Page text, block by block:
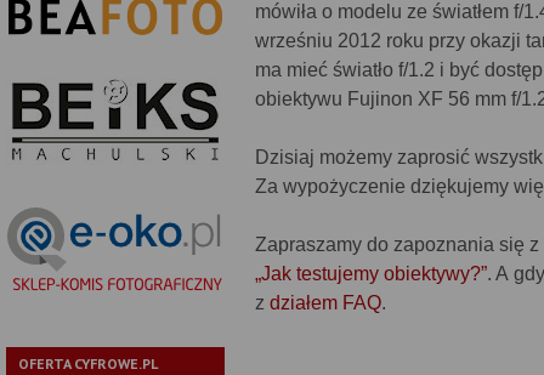
OFERTA CYFROWE.PL
mówiła o modelu ze światłem f/
wrześniu 2012 roku przy okazji
ma mieć światło f/1.2 i być
obiektywu Fujinon XF 56 mm f/
Dzisiaj możemy zaprosić
Za wypożyczenie dziękujemy
Zapraszamy do zapoznania się
„Jak testujemy obiektywy?”. A
z działem FAQ.